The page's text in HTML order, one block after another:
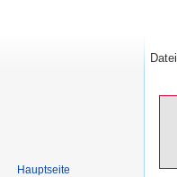
Datei
Hauptseite